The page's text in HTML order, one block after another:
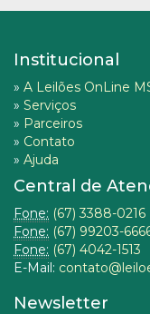
Institucional
» A Leilões OnLine
» Serviços
» Parceiros
» Contato
» Ajuda
Central de
Fone: (67) 3388-0216
Fone: (67) 99203-
Fone: (67) 4042-1513
E-Mail:
Newsletter